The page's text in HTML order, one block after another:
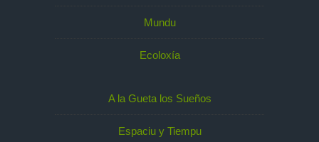
Mundu
Ecoloxía
A la Gueta los Sueños
Espaciu y Tiempu